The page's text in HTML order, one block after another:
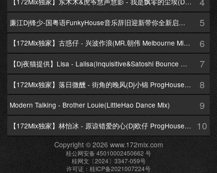
廉江Dj锋少-国粤语FunkyHouse音乐辞旧迎新带你全新启航跨年专辑172Mix串烧 5
【172Mix独家】古惑仔 - 兴波作浪(MR.朝伟 Melbourne Mix粤语男) 6
【Dj夜猫提供】Lisa - Lalisa(Inquisitive&Satoshi Bounce Mix) 7
【172Mix独家】落日微醺 - 街角的晚风(Dj小锦 ProgHouse Mix粤语女) 8
Modern Talking - Brother Louie(LittleHao Dance Mix) 9
【172Mix独家】林怡冰 - 原谅错爱的心(Dj欧仔 ProgHouse Mix粤语女) 10
Copyright © 2026 www.172mix.com
桂公网安备 45010002450662 号
桂网文〔2024〕3347-059号
许可证：桂ICP备2021007224号